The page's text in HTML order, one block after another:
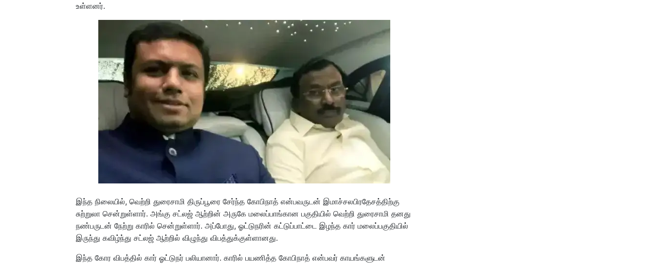
உள்ளனர்.
இந்த நிலையில், வெற்றி துரைசாமி திருப்பூரை சேர்ந்த கோபிநாத் என்பவருடன் இமாச்சலபிரதேசத்திற்கு
சுற்றுலா சென்றுள்ளார். அங்கு சட்லஜ் ஆற்றின் அருகே மலைப்பாங்கான பகுதியில் வெற்றி துரைசாமி தனது
நண்பருடன் நேற்று காரில் சென்றுள்ளார். அப்போது, ஓட்டுநரின் கட்டுப்பாட்டை இழந்த கார் மலைப்பகுதியில்
இருந்து கவிழ்ந்து சட்லஜ் ஆற்றில் விழுந்து விபத்துக்குள்ளானது.
இந்த கோர விபத்தில் கார் ஓட்டுநர் பலியானார். காரில் பயணித்த கோபிநாத் என்பவர் காயங்களுடன்